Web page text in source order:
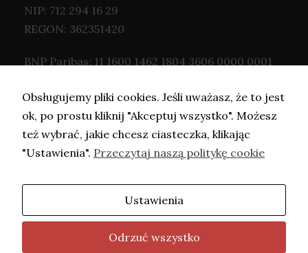
NIP: 712 294 16 29
REGON: 362351420
BNP Paribas: 11 1600 1462 1804 3606 0000 0001
Copyright © Adwokat Kaczorowska- 2026.
Projekt i wykonanie -Freeline.
fot. Barbara Mazurek
Obsługujemy pliki cookies. Jeśli uważasz, że to jest
ok, po prostu kliknij "Akceptuj wszystko". Możesz
też wybrać, jakie chcesz ciasteczka, klikając
"Ustawienia". Przeczytaj naszą politykę cookie
Ustawienia
Odrzuć wszystko